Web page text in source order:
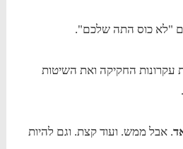
"לא כוס התה שלכם".
עקרונות החקיקה ואת השיטות
. אבל ממש. ועוד קצת. וגם להיות